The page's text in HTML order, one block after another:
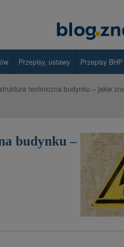
Przepisy, ustawy Przepisy BHP
techniczna budynku – jakie
budynku –